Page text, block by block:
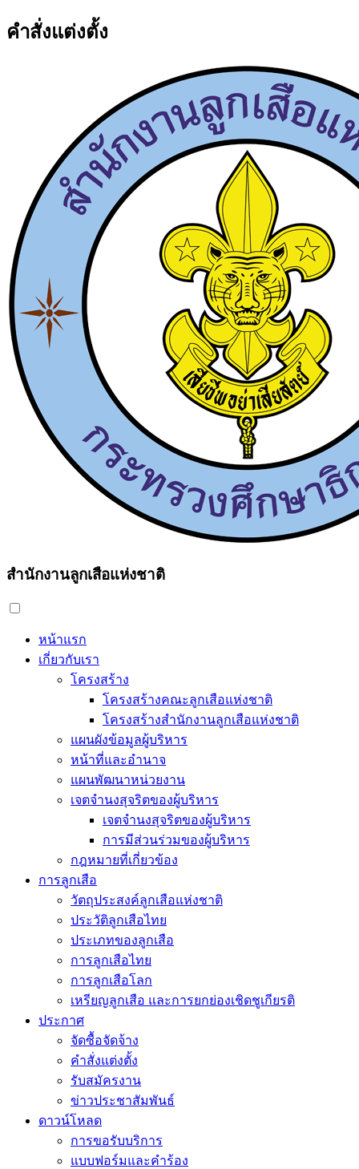
คำสั่งแต่งตั้ง
สำนักงานลูกเสือแห่งชาติ
หน้าแรก
เกี่ยวกับเรา
โครงสร้าง
โครงสร้างคณะลูกเสือแห่งชาติ
โครงสร้างสำนักงานลูกเสือแห่งชาติ
แผนผังข้อมูลผู้บริหาร
หน้าที่และอำนาจ
แผนพัฒนาหน่วยงาน
เจตจำนงสุจริตของผู้บริหาร
เจตจำนงสุจริตของผู้บริหาร
การมีส่วนร่วมของผู้บริหาร
กฎหมายที่เกี่ยวข้อง
การลูกเสือ
วัตถุประสงค์ลูกเสือแห่งชาติ
ประวัติลูกเสือไทย
ประเภทของลูกเสือ
การลูกเสือไทย
การลูกเสือโลก
เหรียญลูกเสือ และการยกย่องเชิดชูเกียรติ
ประกาศ
จัดซื้อจัดจ้าง
คำสั่งแต่งตั้ง
รับสมัครงาน
ข่าวประชาสัมพันธ์
ดาวน์โหลด
การขอรับบริการ
แบบฟอร์มและคำร้อง